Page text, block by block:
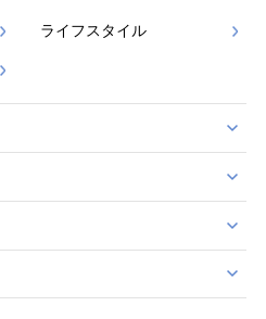
ライフスタイル